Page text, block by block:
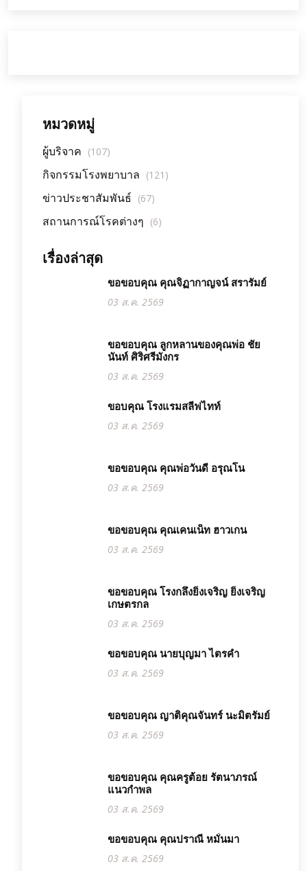
หมวดหมู่
ผู้บริจาค (107)
กิจกรรมโรงพยาบาล (121)
ข่าวประชาสัมพันธ์ (67)
สถานการณ์โรคต่างๆ (6)
เรื่องล่าสุด
ขอขอบคุณ คุณจิฏากาญจน์ สรารัมย์
03 ส.ค. 2569
ขอขอบคุณ ลูกหลานของคุณพ่อ ชัย
นันท์ ศิริศรีมังกร
03 ส.ค. 2569
ขอบคุณ โรงแรมสลีฟไทท์
03 ส.ค. 2569
ขอขอบคุณ คุณพ่อวันดี อรุณโน
03 ส.ค. 2569
ขอขอบคุณ คุณเคนเน็ท ฮาวเกน
03 ส.ค. 2569
ขอขอบคุณ โรงกลึงยิ่งเจริญ ยิ่งเจริญ
เกษตรกล
03 ส.ค. 2569
ขอขอบคุณ นายบุญมา ไตรคำ
03 ส.ค. 2569
ขอขอบคุณ ญาติคุณจันทร์ นะมิตรัมย์
03 ส.ค. 2569
ขอขอบคุณ คุณครูต้อย รัตนาภรณ์
แนวกำพล
03 ส.ค. 2569
ขอขอบคุณ คุณปราณี หมั่นมา
03 ส.ค. 2569